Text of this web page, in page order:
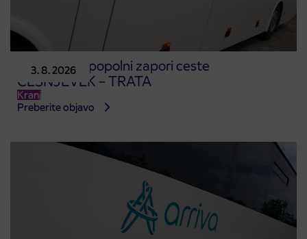
3. 8. 2026
Obvestilo o popolni zapori ceste
ČEŠNJEVEK – TRATA
Kranj
Preberite objavo